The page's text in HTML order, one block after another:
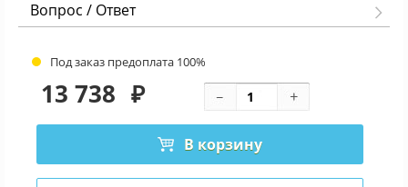
Вопрос / Ответ
Под заказ предоплата 100%
13 738 ₽
В корзину